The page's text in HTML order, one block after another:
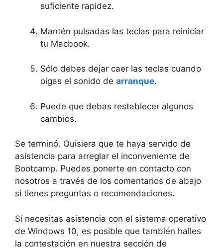
suficiente rapidez.
Mantén pulsadas las teclas para reiniciar
tu Macbook.
Sólo debes dejar caer las teclas cuando
oigas el sonido de arranque.
Puede que debas restablecer algunos
cambios.
Se terminó. Quisiera que te haya servido de
asistencia para arreglar el inconveniente de
Bootcamp. Puedes ponerte en contacto con
nosotros a través de los comentarios de abajo
si tienes preguntas o recomendaciones.
Si necesitas asistencia con el sistema operativo
de Windows 10, es posible que también halles
la contestación en nuestra sección de